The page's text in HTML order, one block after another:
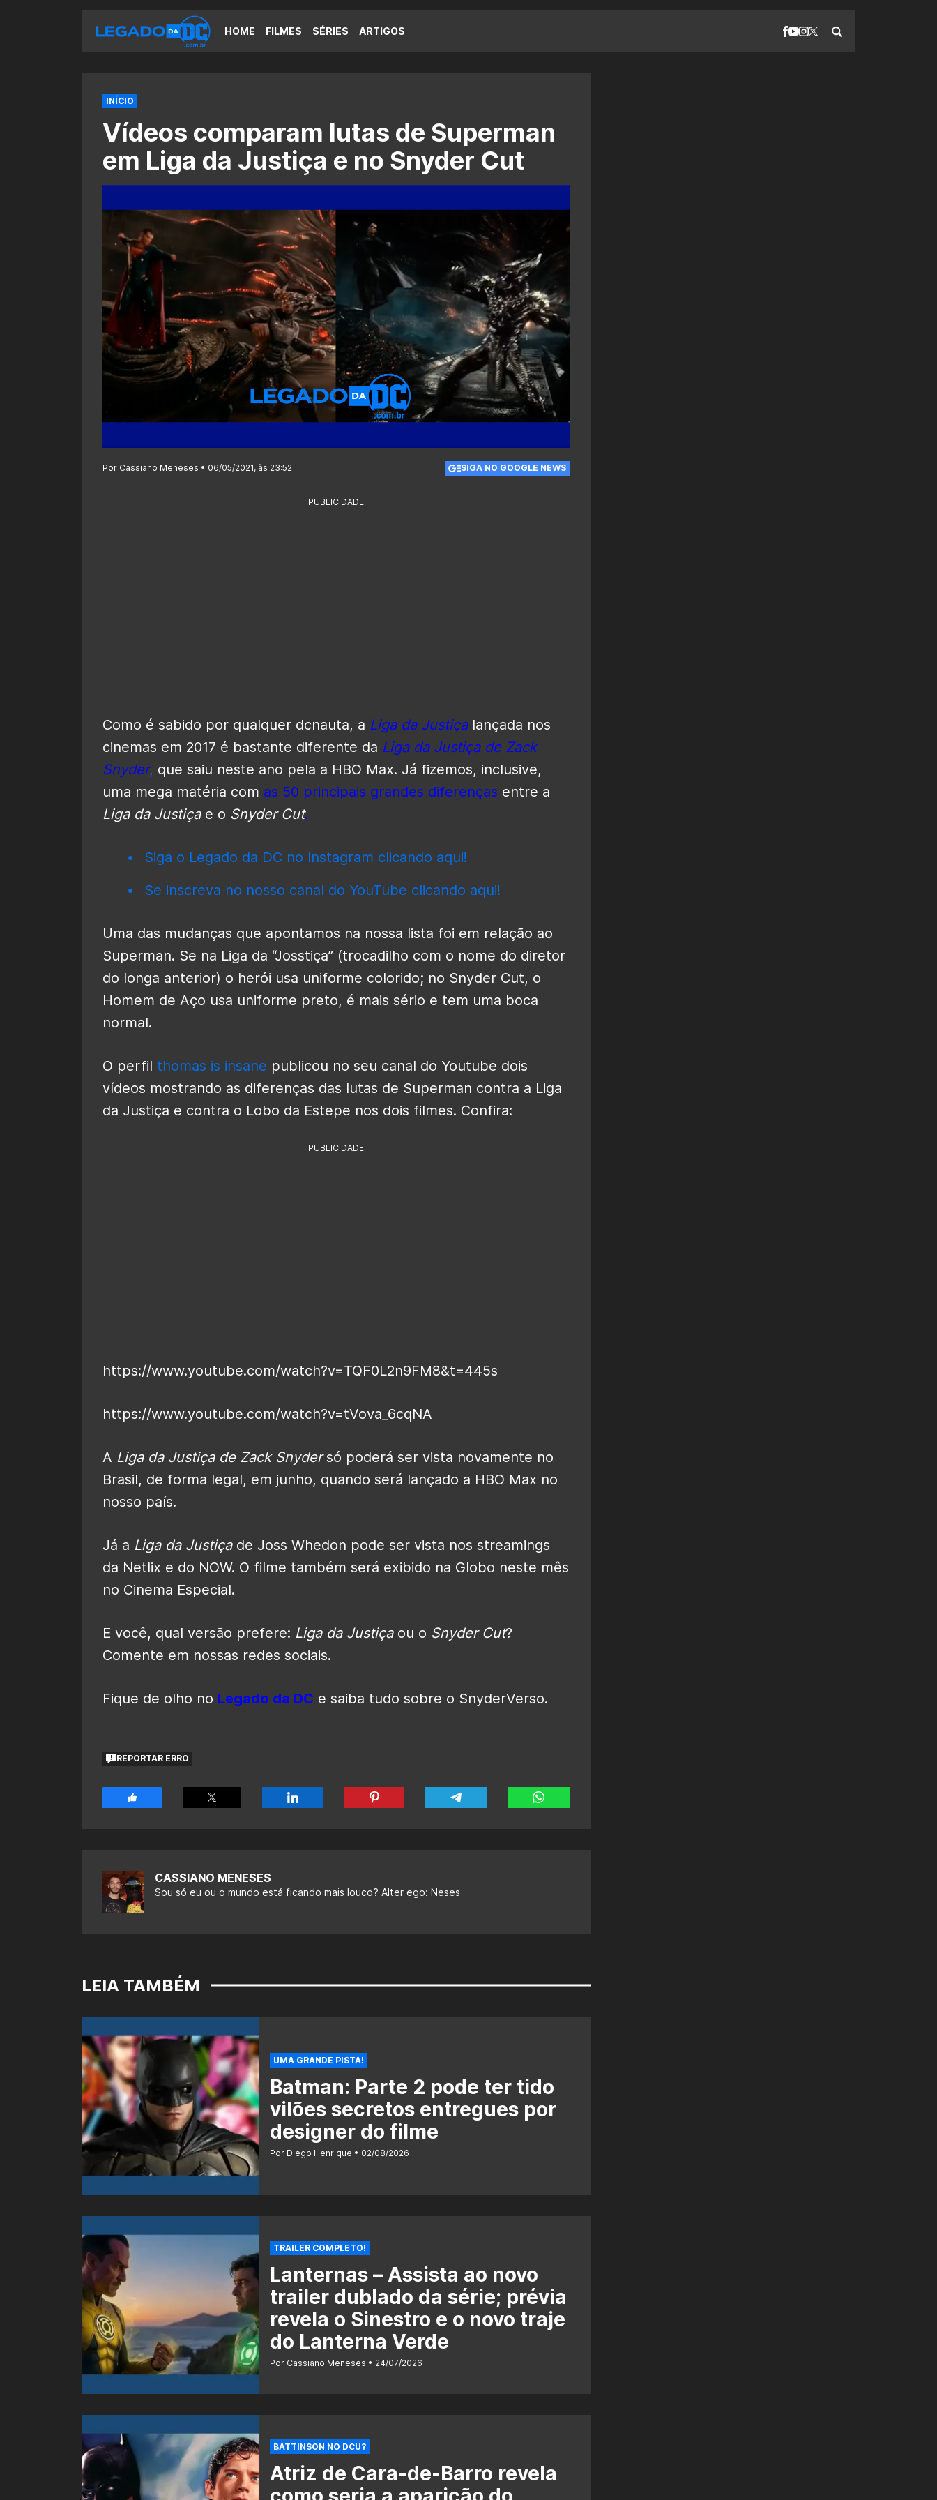
HOME FILMES SÉRIES ARTIGOS
INÍCIO
Vídeos comparam lutas de Superman
em Liga da Justiça e no Snyder Cut
Por Cassiano Meneses • 06/05/2021, às 23:52 SIGA NO GOOGLE NEWS
PUBLICIDADE
Como é sabido por qualquer dcnauta, a Liga da Justiça lançada nos
cinemas em 2017 é bastante diferente da Liga da Justiça de Zack
Snyder, que saiu neste ano pela a HBO Max. Já fizemos, inclusive,
uma mega matéria com as 50 principais grandes diferenças entre a
Liga da Justiçae o Snyder Cut.
Siga o Legado da DC no Instagram clicando aqui!
Se inscreva no nosso canal do YouTube clicando aqui!
Uma das mudanças que apontamos na nossa lista foi em relação ao
Superman. Se na Liga da “Josstiça” (trocadilho com o nome do diretor
do longa anterior) o herói usa uniforme colorido; no Snyder Cut, o
Homem de Aço usa uniforme preto, é mais sério e tem uma boca
normal.
O perfil thomas is insane publicou no seu canal do Youtube dois
vídeos mostrando as diferenças das lutas de Superman contra a Liga
da Justiça e contra o Lobo da Estepe nos dois filmes. Confira:
PUBLICIDADE
https://www.youtube.com/watch?v=TQF0L2n9FM8&t=445s
https://www.youtube.com/watch?v=tVova_6cqNA
A Liga da Justiça de Zack Snydersó poderá ser vista novamente no
Brasil, de forma legal, em junho, quando será lançado a HBO Max no
nosso país.
Já a Liga da Justiçade Joss Whedon pode ser vista nos streamings
da Netlix e do NOW. O filme também será exibido na Globo neste mês
no Cinema Especial.
E você, qual versão prefere: Liga da Justiçaou o Snyder Cut?
Comente em nossas redes sociais.
Fique de olho no Legado da DC e saiba tudo sobre o SnyderVerso.
REPORTAR ERRO
CASSIANO MENESES
Sou só eu ou o mundo está ficando mais louco? Alter ego: Neses
LEIA TAMBÉM
UMA GRANDE PISTA!
Batman: Parte 2 pode ter tido
vilões secretos entregues por
designer do filme
Por Diego Henrique 02/08/2026
TRAILER COMPLETO!
Lanternas – Assista ao novo
trailer dublado da série; prévia
revela o Sinestro e o novo traje
do Lanterna Verde
Por Cassiano Meneses 24/07/2026
BATTINSON NO DCU?
Atriz de Cara-de-Barro revela